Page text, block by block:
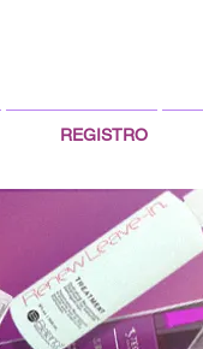
REGISTRO